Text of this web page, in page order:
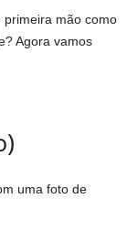
primeira mão como
Agora vamos
uma foto de